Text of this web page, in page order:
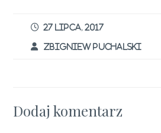
o
o
r
e
27 LIPCA, 2017
ZBIGNIEW PUCHALSKI
Dodaj komentarz